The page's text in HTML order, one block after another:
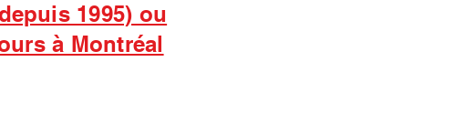
1995) ou
à Montréal